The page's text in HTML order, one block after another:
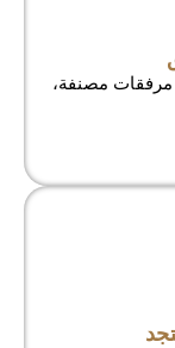
مرفقات مصنفة،